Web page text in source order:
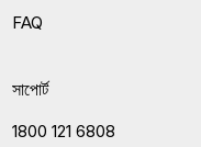
FAQ
সাপোর্ট
1800 121 6808